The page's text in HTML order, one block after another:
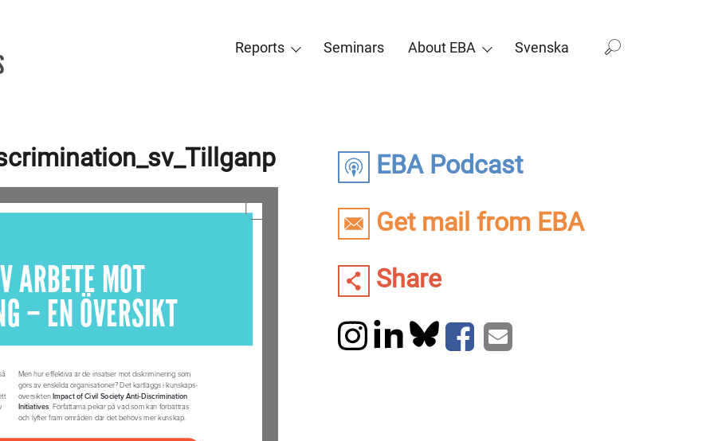
Reports Seminars About EBA Svenska
EBA Podcast
Get mail from EBA
Share